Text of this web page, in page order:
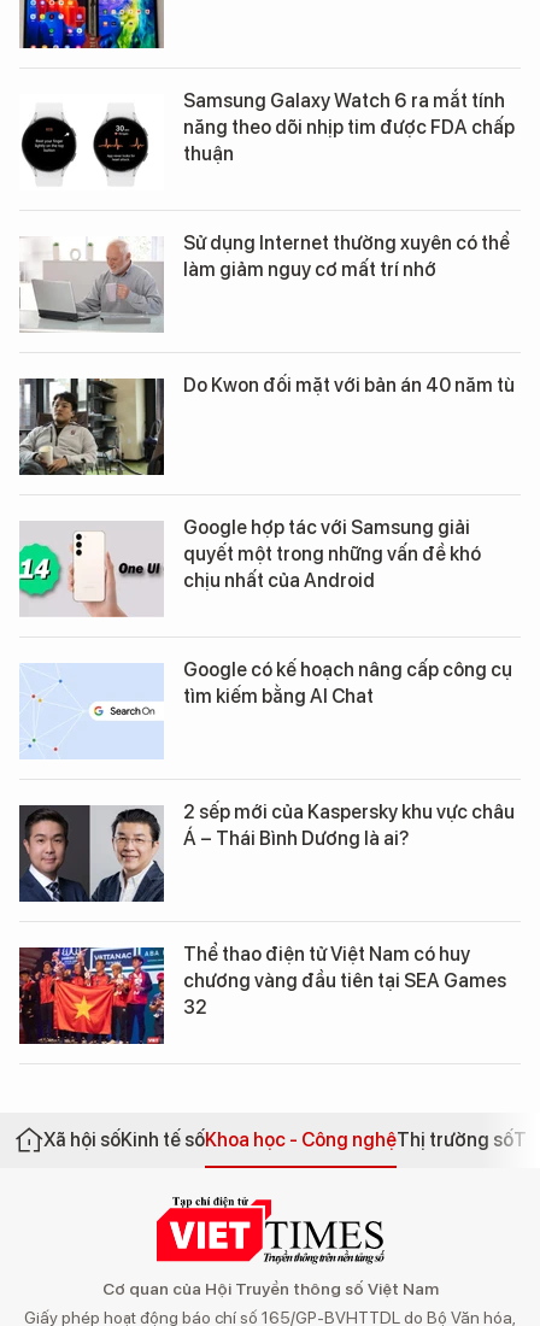
Samsung Galaxy Watch 6 ra mắt tính
năng theo dõi nhịp tim được FDA chấp
thuận
Sử dụng Internet thường xuyên có thể
làm giảm nguy cơ mất trí nhớ
Do Kwon đối mặt với bản án 40 năm tù
Google hợp tác với Samsung giải
quyết một trong những vấn đề khó
chịu nhất của Android
Google có kế hoạch nâng cấp công cụ
tìm kiếm bằng AI Chat
2 sếp mới của Kaspersky khu vực châu
Á – Thái Bình Dương là ai?
Thể thao điện tử Việt Nam có huy
chương vàng đầu tiên tại SEA Games
32
Xã hội sốKinh tế sốKhoa học - Công nghệThị trường số
Cơ quan của Hội Truyền thông số Việt Nam
Giấy phép hoạt động báo chí số 165/GP-BVHTTDL do Bộ Văn hóa,